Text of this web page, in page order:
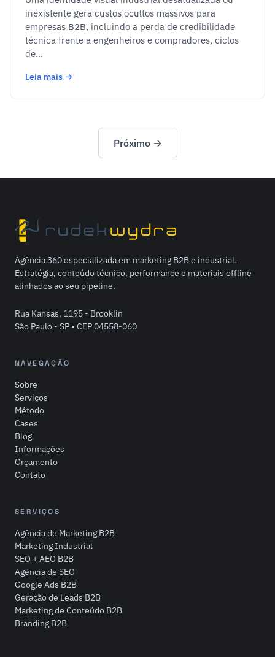
inexistente gera custos ocultos massivos para
empresas B2B, incluindo a perda de credibilidade
técnica frente a engenheiros e compradores, ciclos
de...
Leia mais →
Próximo →
Agência 360 especializada em marketing B2B e industrial.
Estratégia, conteúdo técnico, performance e materiais offline
alinhados ao seu pipeline.
Rua Kansas, 1195 - Brooklin
São Paulo - SP • CEP 04558-060
NAVEGAÇÃO
Sobre
Serviços
Método
Cases
Blog
Informações
Orçamento
Contato
SERVIÇOS
Agência de Marketing B2B
Marketing Industrial
SEO + AEO B2B
Agência de SEO
Google Ads B2B
Geração de Leads B2B
Marketing de Conteúdo B2B
Branding B2B